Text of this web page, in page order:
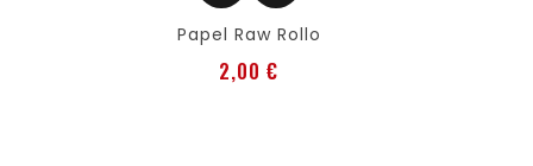
Papel Raw Rollo
2,00 €